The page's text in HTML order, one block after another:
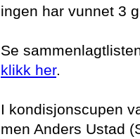
ingen har vunnet 3
Se
klikk her.
I kondisjonscupen
men Anders Ustad